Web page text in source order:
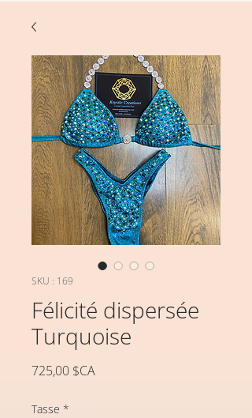
SKU : 169
Félicité dispersée
Turquoise
725,00 $CA
Tasse *